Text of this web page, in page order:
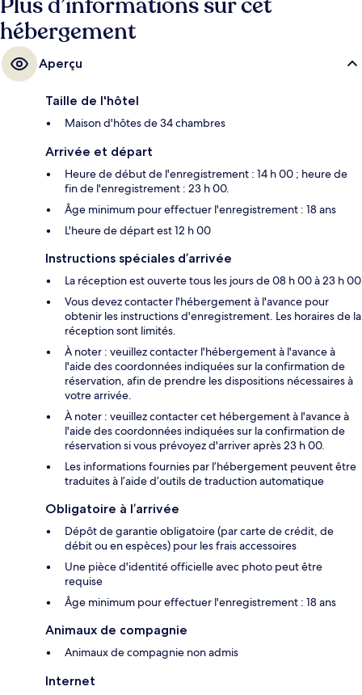
hébergement
Aperçu
Taille de l'hôtel
Maison d'hôtes de 34 chambres
Arrivée et départ
Heure de début de l'enregistrement : 14 h 00 ; heure de
fin de l'enregistrement : 23 h 00.
Âge minimum pour effectuer l'enregistrement : 18 ans
L'heure de départ est 12 h 00
Instructions spéciales d’arrivée
La réception est ouverte tous les jours de 08 h 00 à 23 h 00
Vous devez contacter l'hébergement à l'avance pour
obtenir les instructions d'enregistrement. Les horaires de la
réception sont limités.
À noter : veuillez contacter l'hébergement à l'avance à
l'aide des coordonnées indiquées sur la confirmation de
réservation, afin de prendre les dispositions nécessaires à
votre arrivée.
À noter : veuillez contacter cet hébergement à l'avance à
l'aide des coordonnées indiquées sur la confirmation de
réservation si vous prévoyez d'arriver après 23 h 00.
Les informations fournies par l’hébergement peuvent être
traduites à l’aide d’outils de traduction automatique
Obligatoire à l’arrivée
Dépôt de garantie obligatoire (par carte de crédit, de
débit ou en espèces) pour les frais accessoires
Une pièce d'identité officielle avec photo peut être
requise
Âge minimum pour effectuer l'enregistrement : 18 ans
Animaux de compagnie
Animaux de compagnie non admis
Internet